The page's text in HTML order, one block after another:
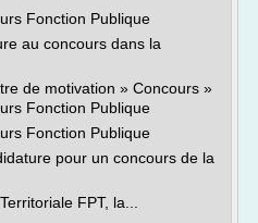
Fonction Publique
au concours dans la
de motivation » Concours »
Fonction Publique
Fonction Publique
pour un concours de la
FPT, la...